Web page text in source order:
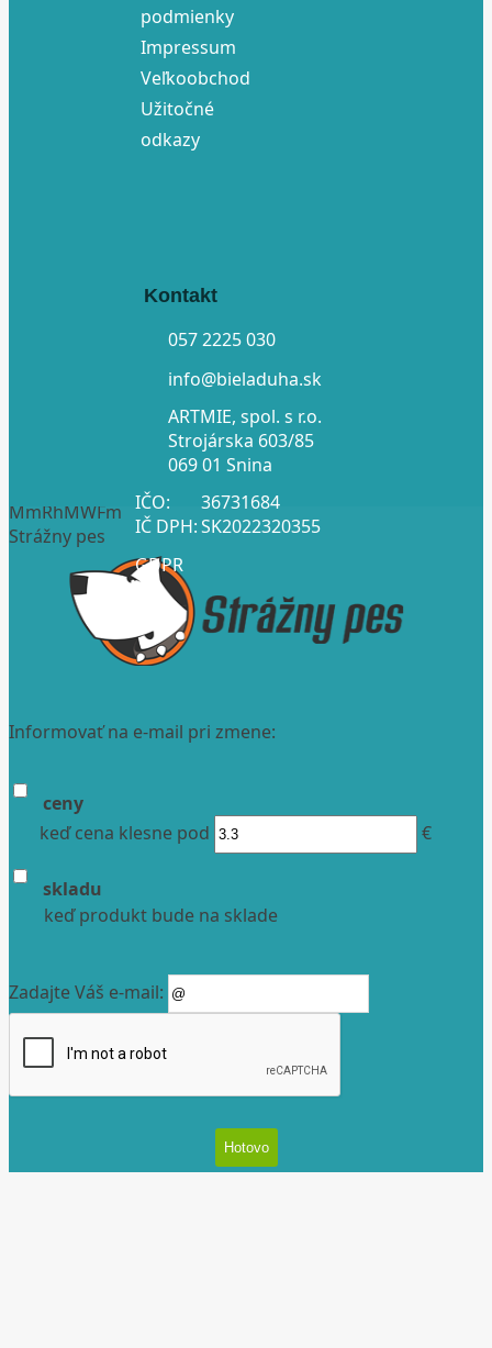
podmienky
Impressum
Veľkoobchod
Užitočné
odkazy
Kontakt
057 2225 030
info@bieladuha.sk
ARTMIE, spol. s r.o.
Strojárska 603/85
069 01 Snina
IČO:
36731684
IČ DPH:SK2022320355
GDPR
MmRhMWFm
Strážny pes
Informovať na e-mail pri zmene:
ceny
keď cena klesne pod
€
skladu
keď produkt bude na sklade
Zadajte Váš e-mail: